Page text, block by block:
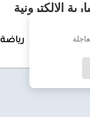
الالكترونية
وحوادث رياضة